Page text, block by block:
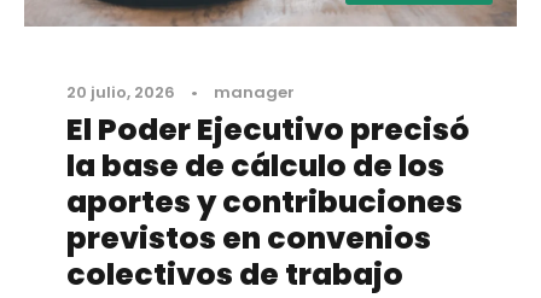
20 julio, 2026 • manager
El Poder Ejecutivo precisó
la base de cálculo de los
aportes y contribuciones
previstos en convenios
colectivos de trabajo